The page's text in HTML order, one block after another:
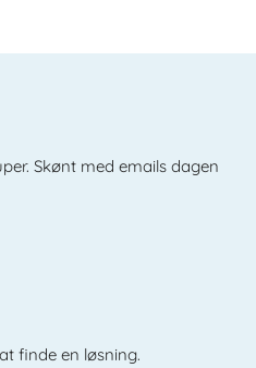
Skønt med emails dagen
finde en løsning.